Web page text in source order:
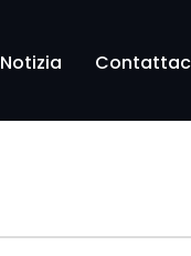
Notizia